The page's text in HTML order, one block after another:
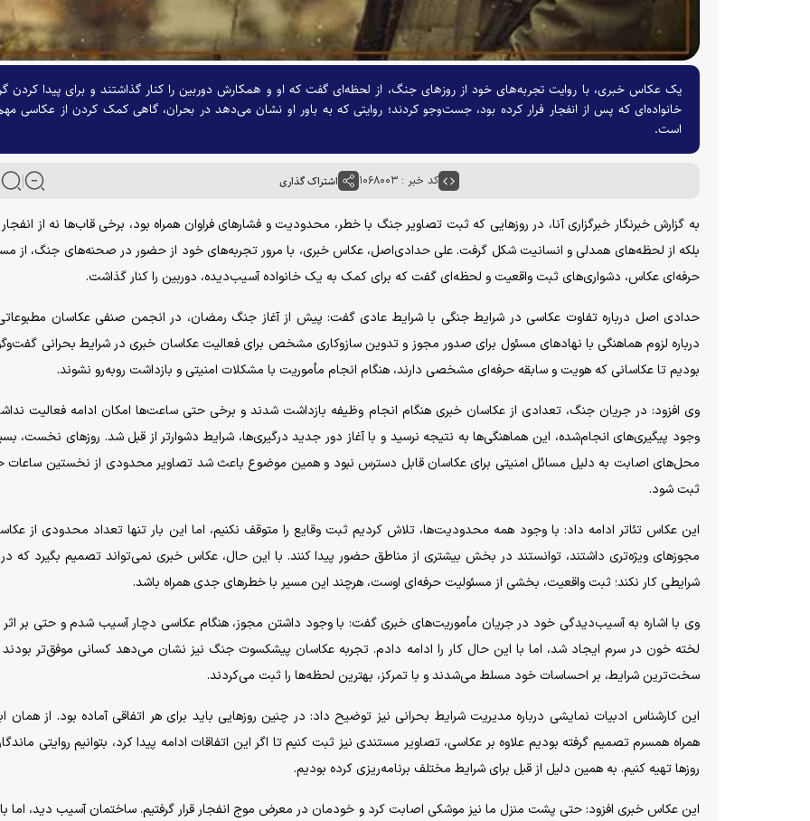
یک عکاس خبری، با روایت تجربه‌های خود از روز‌های جنگ، از لحظه‌ای گفت که او و همکارش دوربین را کنار گذاشتند و برای پیدا کردن
خانواده‌ای که پس از انفجار فرار کرده بود، جست‌و‌جو کردند؛ روایتی که به باور او نشان می‌دهد در بحران، گاهی کمک کردن از عکاسی
است.
کد خبر : ۱۰۶۸۰۰۳ اشتراک گذاری
به گزارش خبرنگار خبرگزاری آنا، در روز‌هایی که ثبت تصاویر جنگ با خطر، محدودیت و فشار‌های فراوان همراه بود، برخی قاب‌ها نه از انفجار
بلکه از لحظه‌های همدلی و انسانیت شکل گرفت. علی حدادی‌اصل، عکاس خبری، با مرور تجربه‌های خود از حضور در صحنه‌های جنگ، از
حرفه‌ای عکاس، دشواری‌های ثبت واقعیت و لحظه‌ای گفت که برای کمک به یک خانواده آسیب‌دیده، دوربین را کنار گذاشت.
حدادی اصل درباره تفاوت عکاسی در شرایط جنگی با شرایط عادی گفت: پیش از آغاز جنگ رمضان، در انجمن صنفی عکاسان مطبوعاتی
درباره لزوم هماهنگی با نهاد‌های مسئول برای صدور مجوز و تدوین سازوکاری مشخص برای فعالیت عکاسان خبری در شرایط بحرانی
بودیم تا عکاسانی که هویت و سابقه حرفه‌ای مشخصی دارند، هنگام انجام مأموریت با مشکلات امنیتی و بازداشت روبه‌رو نشوند.
وی افزود: در جریان جنگ، تعدادی از عکاسان خبری هنگام انجام وظیفه بازداشت شدند و برخی حتی ساعت‌ها امکان ادامه فعالیت
وجود پیگیری‌های انجام‌شده، این هماهنگی‌ها به نتیجه نرسید و با آغاز دور جدید درگیری‌ها، شرایط دشوارتر از قبل شد. روز‌های نخست،
محل‌های اصابت به دلیل مسائل امنیتی برای عکاسان قابل دسترس نبود و همین موضوع باعث شد تصاویر محدودی از نخستین ساعات
ثبت شود.
این عکاس تئاتر ادامه داد: با وجود همه محدودیت‌ها، تلاش کردیم ثبت وقایع را متوقف نکنیم، اما این بار تنها تعداد محدودی از
مجوز‌های ویژه‌تری داشتند، توانستند در بخش بیشتری از مناطق حضور پیدا کنند. با این حال، عکاس خبری نمی‌تواند تصمیم بگیرد که
شرایطی کار نکند؛ ثبت واقعیت، بخشی از مسئولیت حرفه‌ای اوست، هرچند این مسیر با خطر‌های جدی همراه باشد.
وی با اشاره به آسیب‌دیدگی خود در جریان مأموریت‌های خبری گفت: با وجود داشتن مجوز، هنگام عکاسی دچار آسیب شدم و حتی بر اثر
لخته خون در سرم ایجاد شد، اما با این حال کار را ادامه دادم. تجربه عکاسان پیشکسوت جنگ نیز نشان می‌دهد کسانی موفق‌تر
سخت‌ترین شرایط، بر احساسات خود مسلط می‌شدند و با تمرکز، بهترین لحظه‌ها را ثبت می‌کردند.
این کارشناس ادبیات نمایشی درباره مدیریت شرایط بحرانی نیز توضیح داد: در چنین روز‌هایی باید برای هر اتفاقی آماده بود. از همان
همراه همسرم تصمیم گرفته بودیم علاوه بر عکاسی، تصاویر مستندی نیز ثبت کنیم تا اگر این اتفاقات ادامه پیدا کرد، بتوانیم روایتی
روز‌ها تهیه کنیم. به همین دلیل از قبل برای شرایط مختلف برنامه‌ریزی کرده بودیم.
این عکاس خبری افزود: حتی پشت منزل ما نیز موشکی اصابت کرد و خودمان در معرض موج انفجار قرار گرفتیم. ساختمان آسیب دید، اما